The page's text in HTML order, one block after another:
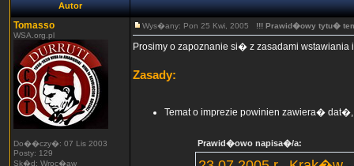
Autor
Tomasso
WSA.org.pl
Do��czy�: 07 Lis 2003
Posty: 129
Sk�d: Wroc�aw
Wys�any: Pon 25 Kwi, 2005 !!! Prawid�owy tytu�
Prosimy o zapoznanie si� z zasadami
Zasady:
Temat o imprezie powinien zawiera�
Prawid�owo napisa�/a: